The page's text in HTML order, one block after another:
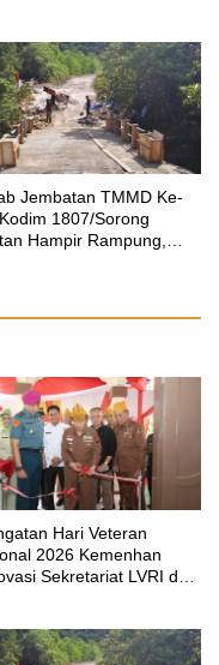
Jembatan TMMD Ke-
1807/Sorong
Hampir Rampung,
Hari Veteran
2026 Kemenhan
Sekretariat LVRI dan